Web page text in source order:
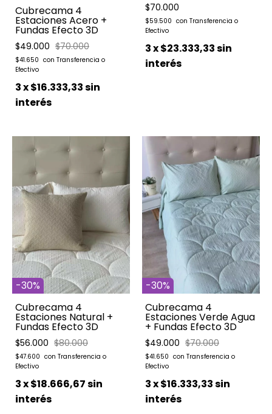
Cubrecama 4
Estaciones Acero +
Fundas Efecto 3D
$49.000 $70.000
$41.650
3x$16.333,33sin
interés
$70.000
$59.500
3x$23.333,33sin
interés
-30%
Cubrecama 4
Estaciones Natural +
Fundas Efecto 3D
$56.000 $80.000
$47.600
3x$18.666,67sin
interés
-30%
Cubrecama 4
Estaciones Verde Agua
+ Fundas Efecto 3D
$49.000 $70.000
$41.650
3x$16.333,33sin
interés